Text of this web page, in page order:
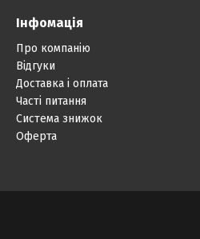
Інфомація
Про компанію
Відгуки
Доставка і оплата
Часті питання
Система знижок
Оферта